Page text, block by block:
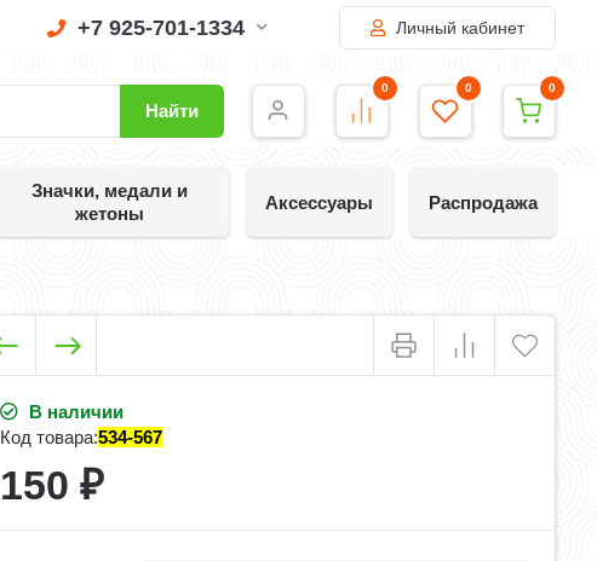
+7 925-701-1334 Личный кабинет
Найти
0 0 0
Значки, медали и
жетоны
Аксессуары Распродажа
В наличии
Код товара:534-567
150 ₽